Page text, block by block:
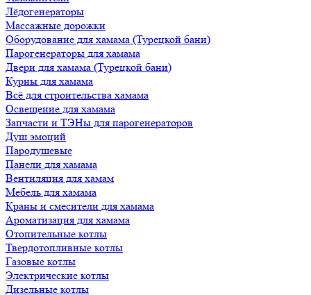
Лёдогенераторы
Массажные дорожки
Оборудование для хамама (Турецкой бани)
Парогенераторы для хамама
Двери для хамама (Турецкой бани)
Курны для хамама
Всё для строительства хамама
Освещение для хамама
Запчасти и ТЭНы для парогенераторов
Душ эмоций
Пародушевые
Панели для хамама
Вентиляция для хамам
Мебель для хамама
Краны и смесители для хамама
Ароматизация для хамама
Отопительные котлы
Твердотопливные котлы
Газовые котлы
Электрические котлы
Дизельные котлы